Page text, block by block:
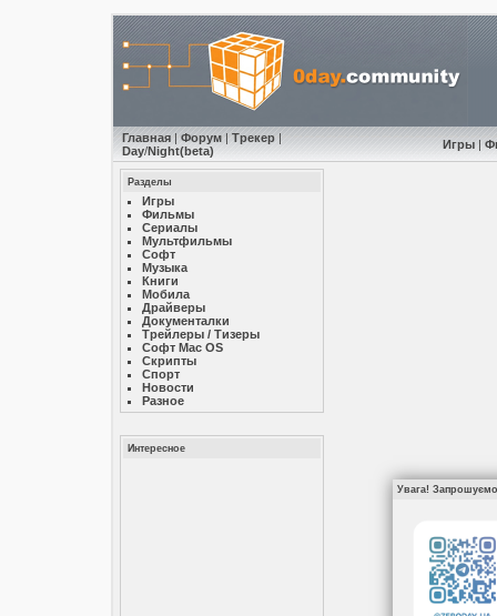
Главная| Форум| Трекер|
Day/Night(beta) Игры|
Разделы
Игры
Фильмы
Сериалы
Мультфильмы
Софт
Музыкa
Книги
Мобила
Драйверы
Документалки
Трейлеры / Тизеры
Софт Mac OS
Скрипты
Спорт
Новости
Разное
Интересное
Увага! Запрошуємо